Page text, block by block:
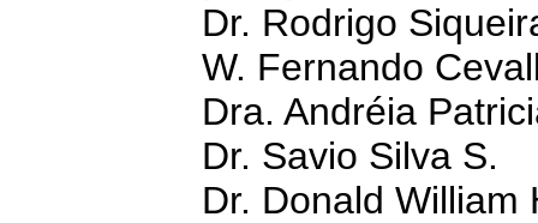
Dr. Rodrigo
W. Fernando
Dra. Andréia
Dr. Savio Silva S.
Dr. Donald William